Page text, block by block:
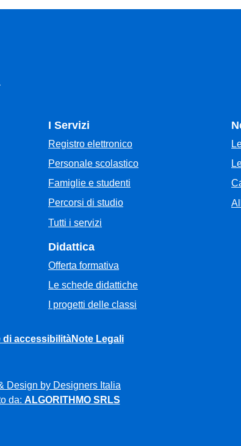
I Servizi
Registro elettronico
Personale scolastico
Famiglie e studenti
Percorsi di studio
Tutti i servizi
Didattica
Offerta formativa
Le schede didattiche
I progetti delle classi
di accessibilitàNote Legali
Design by Designers Italia
da: ALGORITHMO SRLS